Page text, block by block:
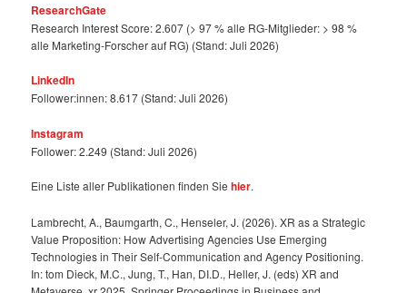
ResearchGate
Research Interest Score: 2.607 (> 97 % alle RG-Mitglieder: > 98 %
alle Marketing-Forscher auf RG) (Stand: Juli 2026)
LinkedIn
Follower:innen: 8.617 (Stand: Juli 2026)
Instagram
Follower: 2.249 (Stand: Juli 2026)
Eine Liste aller Publikationen finden Siehier.
Lambrecht, A., Baumgarth, C., Henseler, J. (2026). XR as a Strategic
Value Proposition: How Advertising Agencies Use Emerging
Technologies in Their Self-Communication and Agency Positioning.
In: tom Dieck, M.C., Jung, T., Han, DI.D., Heller, J. (eds) XR and